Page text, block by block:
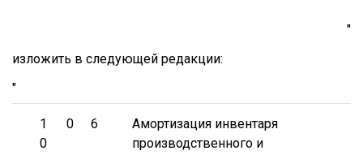
"
изложить в следующей редакции:
"
1
0
0 6
Амортизация инвентаря
производственного и